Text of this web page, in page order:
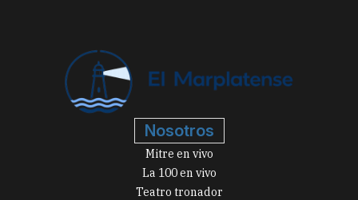
Nosotros
Mitre en vivo
La 100 en vivo
Teatro tronador